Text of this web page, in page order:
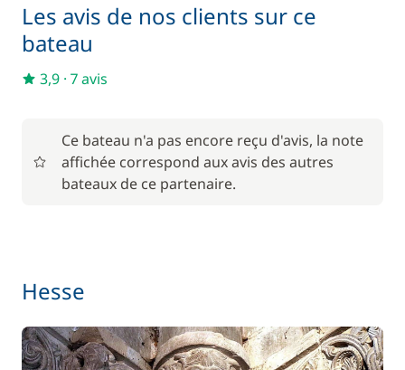
Serviettes
Animaux de compagnie 85,00 €
Le paquet environnemental
Location de vélo - Adulte 59,50 €
/ semaine
Les avis de nos clients sur ce
bateau
3,9 · 7 avis
Ce bateau n'a pas encore reçu d'avis, la note
affichée correspond aux avis des autres
bateaux de ce partenaire.
Hesse